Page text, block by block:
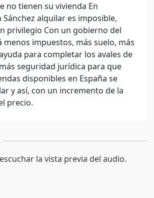
no tienen su vivienda En
Sánchez alquilar es imposible,
privilegio Con un gobierno del
menos impuestos, más suelo, más
para completar los avales de
seguridad jurídica para que
disponibles en España se
y así, con un incremento de la
precio.